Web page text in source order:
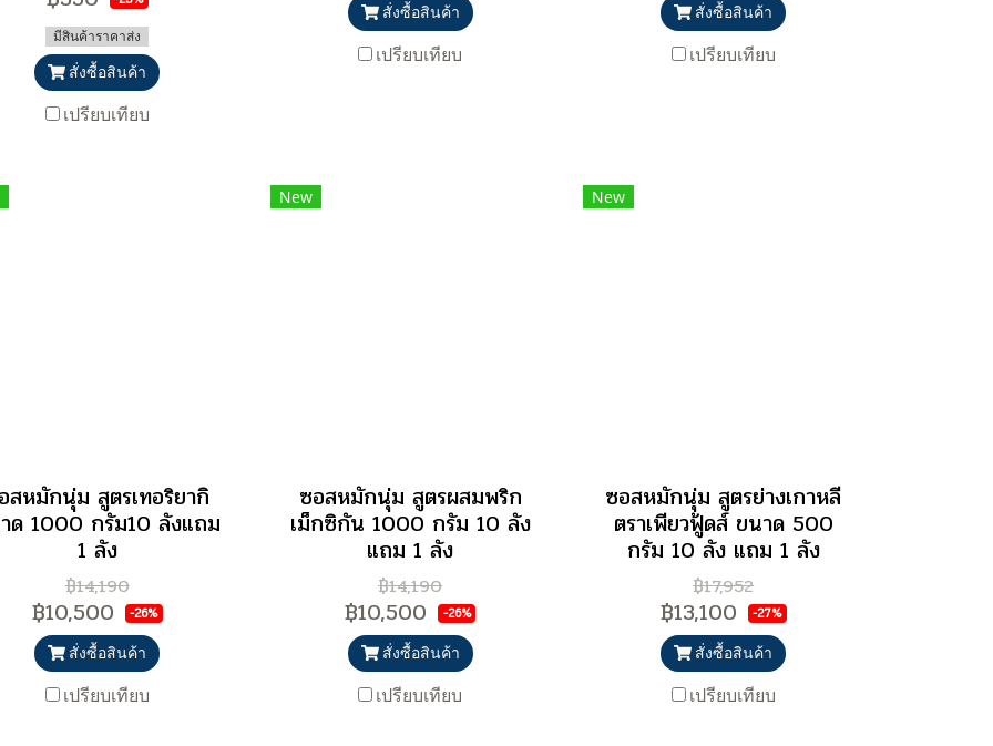
มีสินค้าราคาส่ง
สั่งซื้อสินค้า
เปรียบเทียบ
สั่งซื้อสินค้า
เปรียบเทียบ
สั่งซื้อสินค้า
เปรียบเทียบ
สหมักนุ่ม สูตรเทอริยากิ
ด 1000 กรัม10 ลังแถม
1 ลัง
฿14,190
฿10,500 -26%
สั่งซื้อสินค้า
เปรียบเทียบ
New
ซอสหมักนุ่ม สูตรผสมพริก
เม็กซิกัน 1000 กรัม 10 ลัง
แถม 1 ลัง
฿14,190
฿10,500 -26%
สั่งซื้อสินค้า
เปรียบเทียบ
New
ซอสหมักนุ่ม สูตรย่างเกาหลี
ตราเพียวฟู้ดส์ ขนาด 500
กรัม 10 ลัง แถม 1 ลัง
฿17,952
฿13,100 -27%
สั่งซื้อสินค้า
เปรียบเทียบ